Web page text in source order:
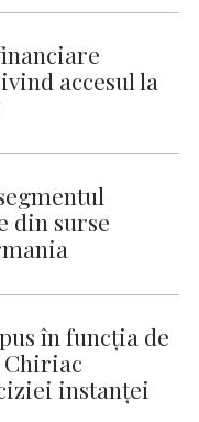
accesul la
din surse
în funcţia de
instanţei